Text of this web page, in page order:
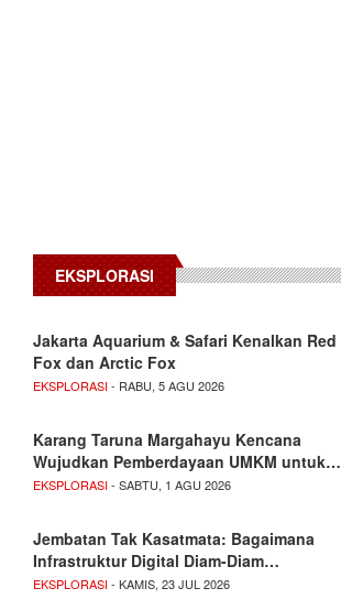
EKSPLORASI
Jakarta Aquarium & Safari Kenalkan Red
Fox dan Arctic Fox
EKSPLORASI- RABU, 5 AGU 2026
Karang Taruna Margahayu Kencana
Wujudkan Pemberdayaan UMKM untuk…
EKSPLORASI- SABTU, 1 AGU 2026
Jembatan Tak Kasatmata: Bagaimana
Infrastruktur Digital Diam-Diam…
EKSPLORASI- KAMIS, 23 JUL 2026